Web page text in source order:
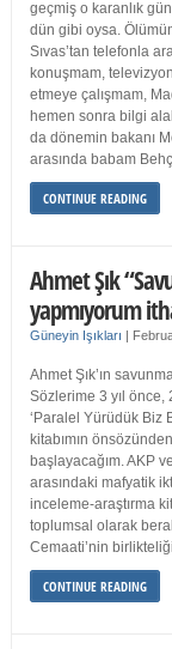
geçmiş o karanlık
dün gibi oysa.
Sıvas’tan telefonla
konuşmam,
etmeye çalışmam,
hemen sonra bilgi
da dönemin bakanı
arasında babam
CONTINUE READING
Ahmet Şık
yapmıyorum
Güneyin Işıkları |
Ahmet Şık’ın
Sözlerime 3 yıl önce,
‘Paralel Yürüdük Biz
kitabımın
başlayacağım. AKP
arasındaki mafyatik
inceleme-araştırma
toplumsal olarak
Cemaati’nin
CONTINUE READING